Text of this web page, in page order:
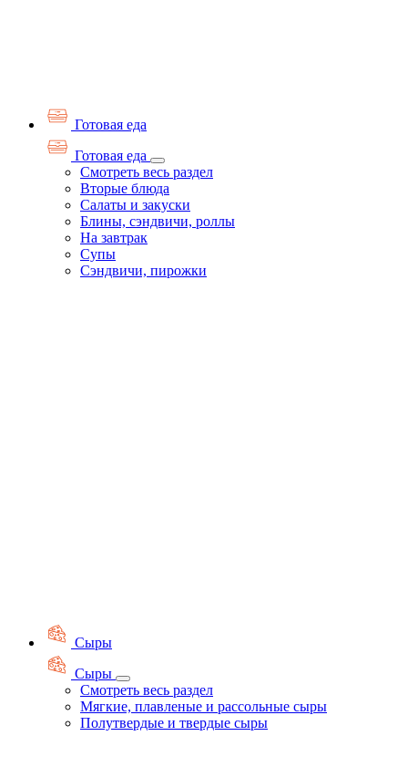
Готовая еда
Готовая еда
Смотреть весь раздел
Вторые блюда
Салаты и закуски
Блины, сэндвичи, роллы
На завтрак
Супы
Сэндвичи, пирожки
Сыры
Сыры
Смотреть весь раздел
Мягкие, плавленые и рассольные сыры
Полутвердые и твердые сыры